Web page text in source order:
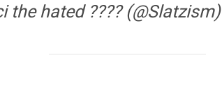
the hated ???? (@Slatzism)